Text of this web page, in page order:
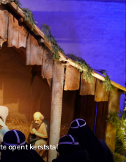
opent kerststal